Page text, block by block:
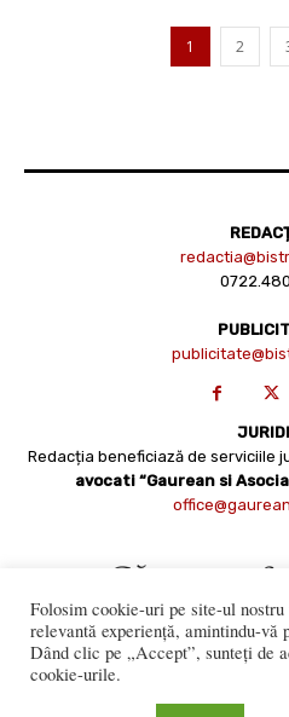
1 2
Redacția beneficiază de serviciile
avocati “Gaurean si
Folosim cookie-uri pe site-ul
relevantă experiență, amintindu-
Dând clic pe „Accept”, sunteți de
cookie-urile.